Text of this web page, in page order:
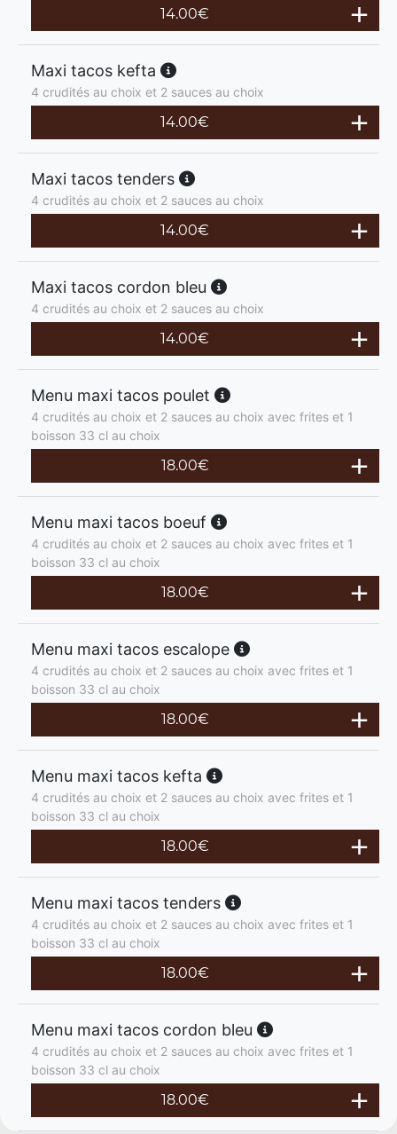
14.00€
Maxi tacos kefta
4 crudités au choix et 2 sauces au choix
14.00€
Maxi tacos tenders
4 crudités au choix et 2 sauces au choix
14.00€
Maxi tacos cordon bleu
4 crudités au choix et 2 sauces au choix
14.00€
Menu maxi tacos poulet
4 crudités au choix et 2 sauces au choix avec frites et 1
boisson 33 cl au choix
18.00€
Menu maxi tacos boeuf
4 crudités au choix et 2 sauces au choix avec frites et 1
boisson 33 cl au choix
18.00€
Menu maxi tacos escalope
4 crudités au choix et 2 sauces au choix avec frites et 1
boisson 33 cl au choix
18.00€
Menu maxi tacos kefta
4 crudités au choix et 2 sauces au choix avec frites et 1
boisson 33 cl au choix
18.00€
Menu maxi tacos tenders
4 crudités au choix et 2 sauces au choix avec frites et 1
boisson 33 cl au choix
18.00€
Menu maxi tacos cordon bleu
4 crudités au choix et 2 sauces au choix avec frites et 1
boisson 33 cl au choix
18.00€